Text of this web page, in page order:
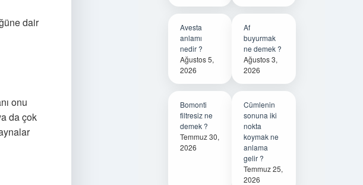
dair
onu
da çok
Avesta
anlamı
nedir ?
Ağustos 5,
2026
Af
buyurmak
ne demek ?
Ağustos 3,
2026
Bomonti
filtresiz ne
demek ?
Temmuz 30,
2026
Cümlenin
sonuna iki
nokta
koymak ne
anlama
gelir ?
Temmuz 25,
2026